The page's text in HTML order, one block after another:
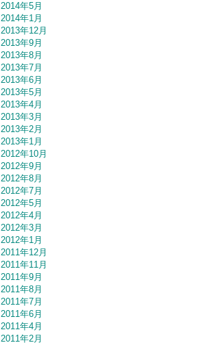
2014年5月
2014年1月
2013年12月
2013年9月
2013年8月
2013年7月
2013年6月
2013年5月
2013年4月
2013年3月
2013年2月
2013年1月
2012年10月
2012年9月
2012年8月
2012年7月
2012年5月
2012年4月
2012年3月
2012年1月
2011年12月
2011年11月
2011年9月
2011年8月
2011年7月
2011年6月
2011年4月
2011年2月